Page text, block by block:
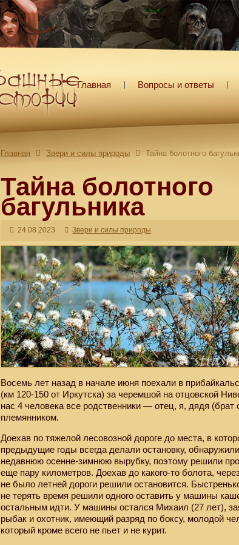
Главная Вопросы и ответы
Главная Звери и силы природы Тайна болотного
Тайна болотного
багульника
24.08.2023 Звери и силы природы
Восемь лет назад в начале июня поехали в
(км 120-150 от Иркутска) за черемшой на отцовской
нас 4 человека все родственники — отец, я, дядя (брат
племянником.
Доехав по тяжелой лесовозной дороге до места, в
предыдущие годы всегда делали остановку, обнаружили
недавнюю осенне-зимнюю вырубку, поэтому решили
еще пару километров. Доехав до какого-то болота,
не было летней дороги решили остановится.
не терять время решили одного оставить у машины
остальным идти. У машины остался Михаил (27 лет),
рыбак и охотник, имеющий разряд по боксу, молодой
который кроме всего не пьет и не курит.